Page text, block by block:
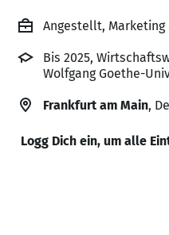
Angestellt, Marketing
Bis 2025,
Wolfgang Goethe-
Frankfurt am Main,
Logg Dich ein, um alle